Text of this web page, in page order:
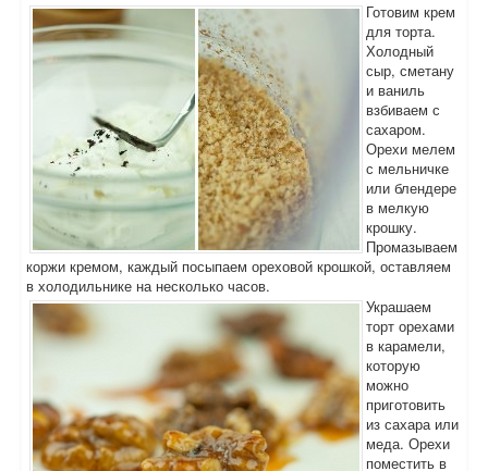
Готовим крем
для торта.
Холодный
сыр, сметану
и ваниль
взбиваем с
сахаром.
Орехи мелем
с мельничке
или блендере
в мелкую
крошку.
Промазываем
коржи кремом, каждый посыпаем ореховой крошкой, оставляем
в холодильнике на несколько часов.
Украшаем
торт орехами
в карамели,
которую
можно
приготовить
из сахара или
меда. Орехи
поместить в